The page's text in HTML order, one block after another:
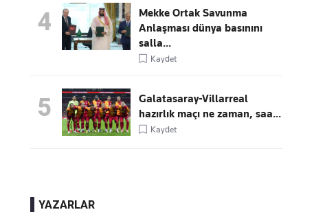
4
Mekke Ortak Savunma
Anlaşması dünya basınını
salla...
Kaydet
5
Galatasaray-Villarreal
hazırlık maçı ne zaman, saa...
Kaydet
YAZARLAR